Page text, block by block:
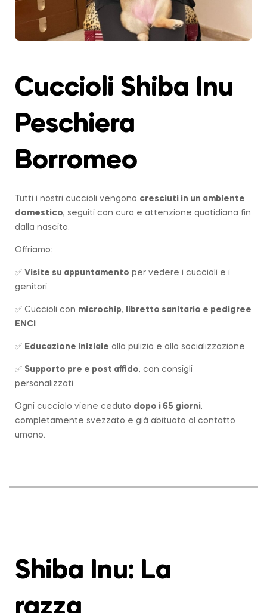
Cuccioli Shiba Inu
Peschiera
Borromeo
Tutti i nostri cuccioli vengono cresciuti in un ambiente
domestico, seguiti con cura e attenzione quotidiana fin
dalla nascita.
Offriamo:
✅ Visite su appuntamento per vedere i cuccioli e i
genitori
✅ Cuccioli con microchip, libretto sanitario e pedigree
ENCI
✅ Educazione iniziale alla pulizia e alla socializzazione
✅ Supporto pre e post affido, con consigli
personalizzati
Ogni cucciolo viene ceduto dopo i 65 giorni,
completamente svezzato e già abituato al contatto
umano.
Shiba Inu: La
razza